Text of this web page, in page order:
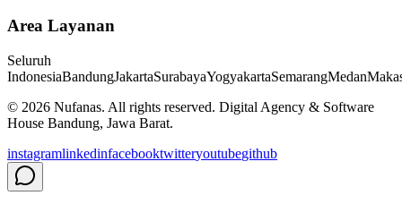
Area Layanan
Seluruh
IndonesiaBandungJakartaSurabayaYogyakartaSemarangMedan
© 2026 Nufanas. All rights reserved. Digital Agency & Software
House Bandung, Jawa Barat.
instagramlinkedinfacebooktwitteryoutubegithub